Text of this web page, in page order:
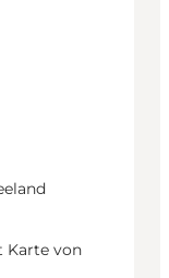
Karte von